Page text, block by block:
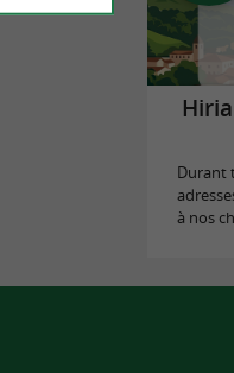
Durant
à nos